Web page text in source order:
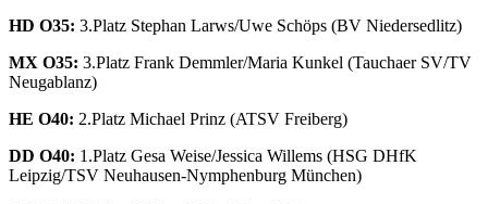
HD O35: 3.Platz Stephan Larws/Uwe Schöps (BV Niedersedlitz)
MX O35: 3.Platz Frank Demmler/Maria Kunkel (Tauchaer SV/TV
Neugablanz)
HE O40: 2.Platz Michael Prinz (ATSV Freiberg)
DD O40: 1.Platz Gesa Weise/Jessica Willems (HSG DHfK
Leipzig/TSV Neuhausen-Nymphenburg München)